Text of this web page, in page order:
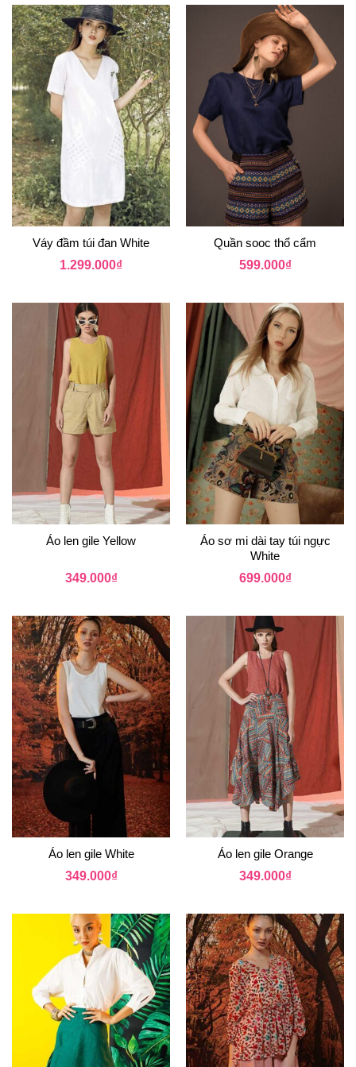
Váy đầm túi đan White
1.299.000₫
Quần sooc thổ cẩm
599.000₫
Áo len gile Yellow
349.000₫
Áo sơ mi dài tay túi ngực
White
699.000₫
Áo len gile White
349.000₫
Áo len gile Orange
349.000₫